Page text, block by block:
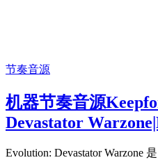
节奏音源
机器节奏音源
Devastator
Evolution: Devastator Warzone